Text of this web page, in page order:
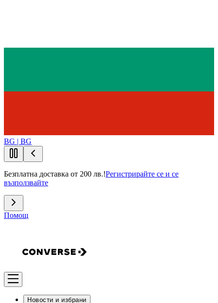
BG | BG
Безплатна доставка от 200 лв.!Регистрирайте се и се
възползвайте
Помощ
Новости и избрани